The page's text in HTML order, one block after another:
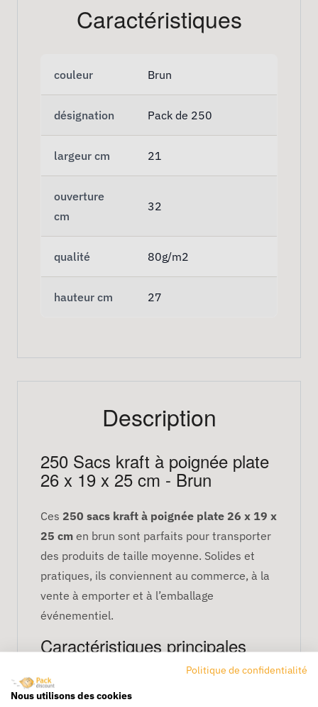
Caractéristiques
couleur Brun
désignation Pack de 250
largeur cm 21
ouverture
cm
32
qualité 80g/m2
hauteur cm 27
Description
250 Sacs kraft à poignée plate
26 x 19 x 25 cm - Brun
Ces 250 sacs kraft à poignée plate 26 x 19 x
25 cm en brun sont parfaits pour transporter
des produits de taille moyenne. Solides et
pratiques, ils conviennent au commerce, à la
vente à emporter et à l’emballage
événementiel.
Caractéristiques principales
Dimensions : 26 x 19 x 25 cm
Couleur : brun
Politique de confidentialité
Nous utilisons des cookies